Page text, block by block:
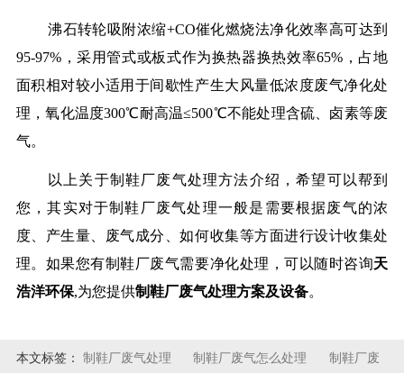
沸石转轮吸附浓缩+CO催化燃烧法净化效率高可达到
95-97%，采用管式或板式作为换热器换热效率65%，占地
面积相对较小适用于间歇性产生大风量低浓度废气净化处
理，氧化温度300℃耐高温≤500℃不能处理含硫、卤素等废
气。
以上关于制鞋厂废气处理方法介绍，希望可以帮到
您，其实对于制鞋厂废气处理一般是需要根据废气的浓
度、产生量、废气成分、如何收集等方面进行设计收集处
理。如果您有制鞋厂废气需要净化处理，可以随时咨询天
浩洋环保,为您提供制鞋厂废气处理方案及设备。
本文标签： 制鞋厂废气处理 制鞋厂废气怎么处理 制鞋厂废